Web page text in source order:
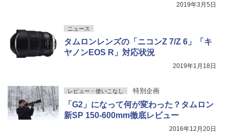
2019年3月5日
ニュース
タムロンレンズの「ニコンZ 7/Z 6」「キ
ヤノンEOS R」対応状況
2019年1月18日
レビュー・使いこなし 特別企画
「G2」になって何が変わった？タムロン
新SP 150-600mm徹底レビュー
2016年12月20日